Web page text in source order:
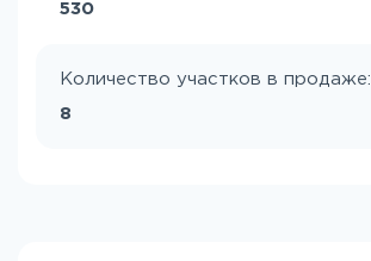
530
Количество участков в продаже:
8